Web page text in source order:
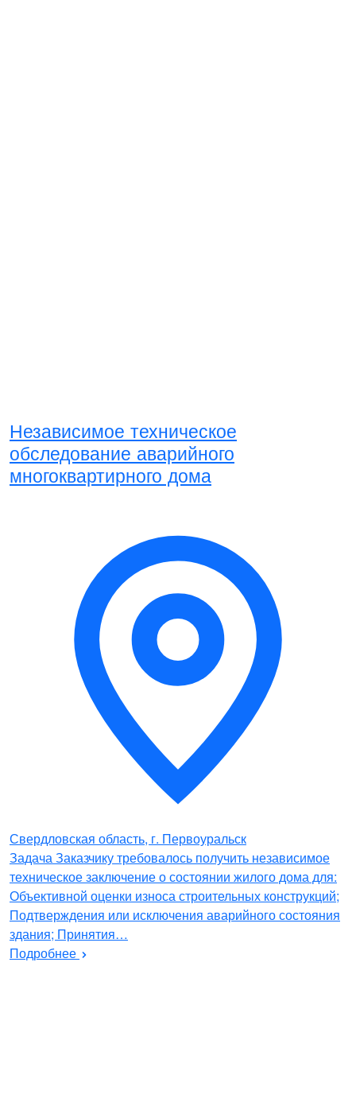
Независимое техническое
обследование аварийного
многоквартирного дома
Свердловская область, г. Первоуральск
Задача Заказчику требовалось получить независимое
техническое заключение о состоянии жилого дома для:
Объективной оценки износа строительных конструкций;
Подтверждения или исключения аварийного состояния
здания; Принятия…
Подробнее